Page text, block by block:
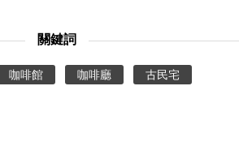
關鍵詞
咖啡館 咖啡廳 古民宅